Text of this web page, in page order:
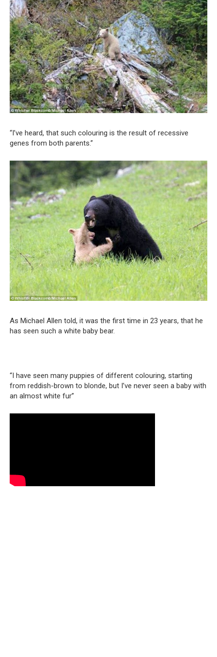
“I’ve heard, that such colouring is the result of recessive
genes from both parents.”
As Michael Allen told, it was the first time in 23 years, that he
has seen such a white baby bear.
“I have seen many puppies of different colouring, starting
from reddish-brown to blonde, but I’ve never seen a baby with
an almost white fur”